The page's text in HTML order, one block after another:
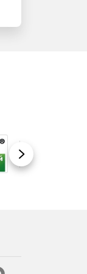
Вперед